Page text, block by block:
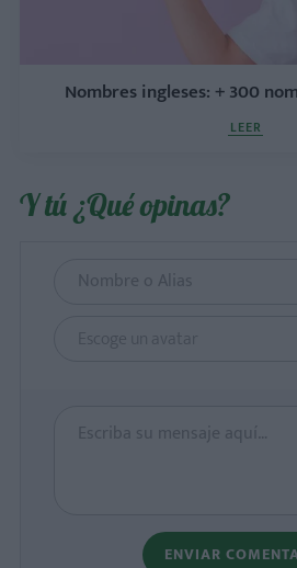
Nombres ingleses: + 300
LEER
Y tú ¿Qué opinas?
Escoge un avatar
ENVIAR